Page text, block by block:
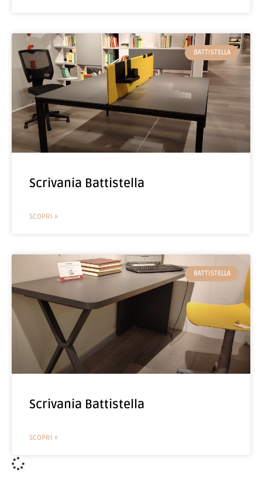
BATTISTELLA
Scrivania Battistella
SCOPRI »
BATTISTELLA
Scrivania Battistella
SCOPRI »